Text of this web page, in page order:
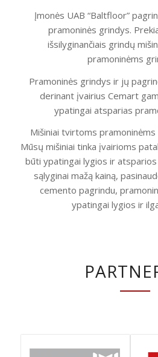
Įmonės UAB “Baltfloor”
pramoninės grindys.
išsilyginančiais grindų
pramoninėms
Pramoninės grindys ir jų
derinant įvairius Cemart
ypatingai atsparias
Mišiniai tvirtoms pramoninėms
Mūsų mišiniai tinka įvairioms
būti ypatingai lygios ir atsparios
sąlyginai mažą kainą,
cemento pagrindu,
ypatingai lygios ir